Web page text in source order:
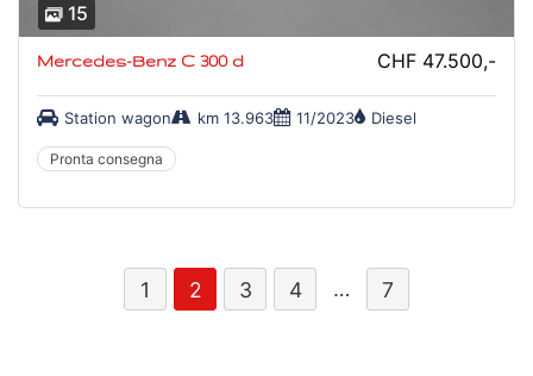
15
Mercedes-Benz C 300 d CHF 47.500,-
Station wagon km 13.963 11/2023 Diesel
Pronta consegna
1 2 3 4 … 7